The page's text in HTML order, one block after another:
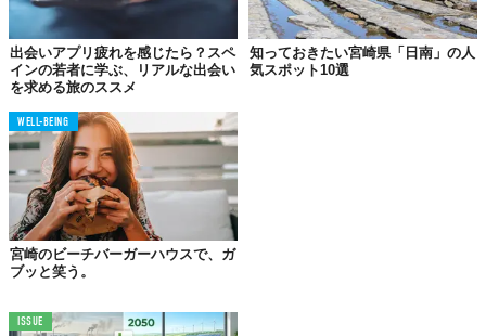
出会いアプリ疲れを感じたら？スペ
インの若者に学ぶ、リアルな出会い
を求める旅のススメ
知っておきたい宮崎県「日南」の人
気スポット10選
WELL-BEING
宮崎のビーチバーガーハウスで、ガ
ブッと笑う。
ISSUE